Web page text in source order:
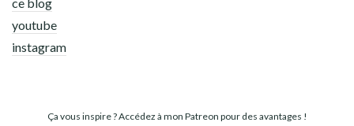
youtube
instagram
Ça vous inspire ? Accédez à mon Patreon pour des avantages !